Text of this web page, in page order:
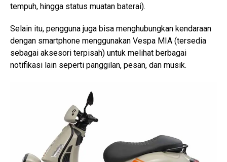
tempuh, hingga status muatan baterai).
Selain itu, pengguna juga bisa menghubungkan kendaraan
dengan smartphone menggunakan Vespa MIA (tersedia
sebagai aksesori terpisah) untuk melihat berbagai
notifikasi lain seperti panggilan, pesan, dan musik.